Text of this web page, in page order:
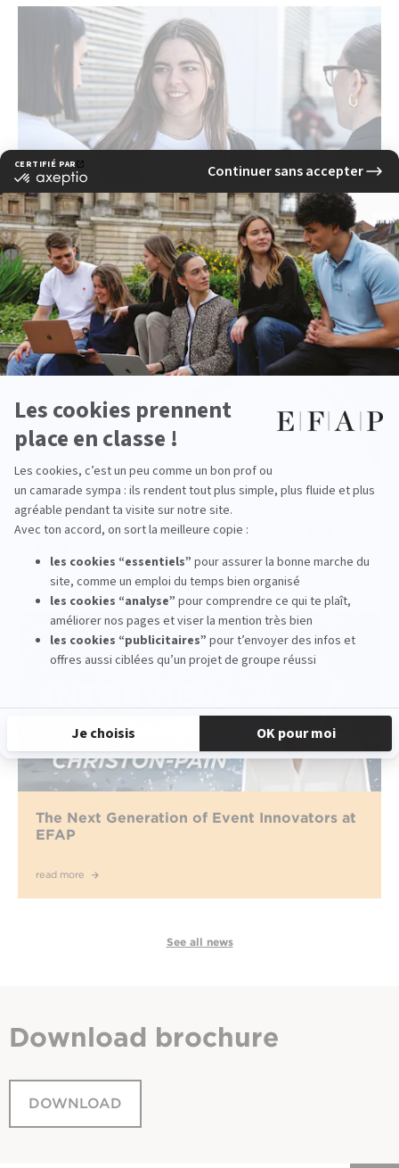
Quels métiers sont accessibles après une
formation événementiel Rennes à l'EFAP ?
read more
EFAP Hackathon 2026: Students Imagine
More Responsible Communication in the
The Next Generation of Event Innovators at
EFAP
read more
See all news
Download brochure
DOWNLOAD